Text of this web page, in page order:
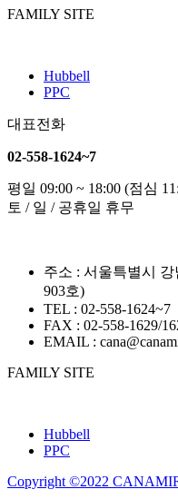
FAMILY SITE
Hubbell
PPC
대표전화
02-558-1624~7
평일 09:00 ~ 18:00 (점심
토 / 일 / 공휴일 휴무
주소 : 서울특별시
903호)
TEL : 02-558-1624~7
FAX : 02-558-1629/
EMAIL :
FAMILY SITE
Hubbell
PPC
Copyright ©2022